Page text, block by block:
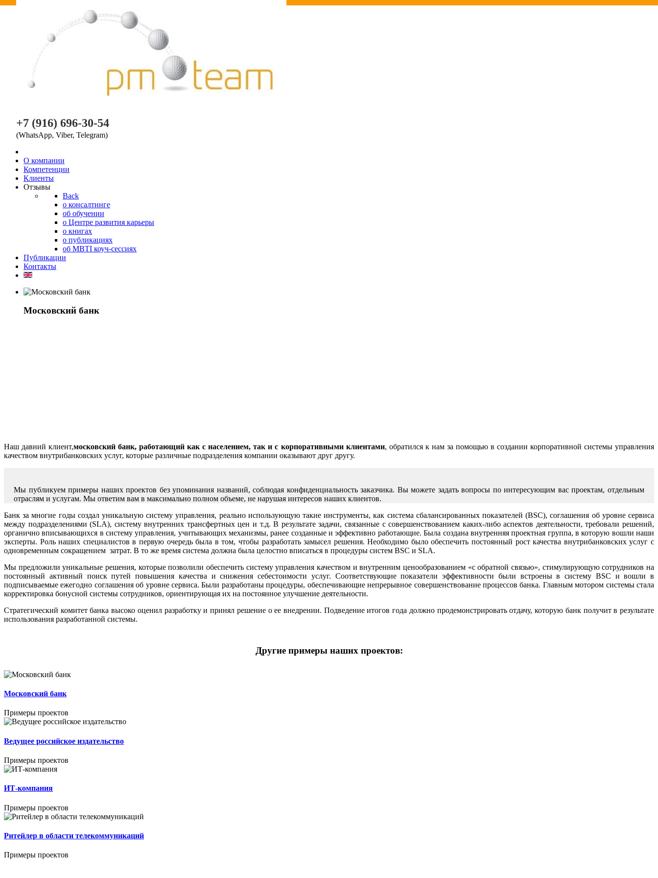
+7 (916) 696-30-54
(WhatsApp, Viber, Telegram)
O компании
Компетенции
Клиенты
Отзывы
Back
о консалтинге
об обучении
о Центре развития карьеры
о книгах
о публикациях
об MBTI коуч-сессиях
Публикации
Контакты
Московский банк
Наш давний клиент,московский банк, работающий как с населением, так и с корпоративными клиентами, обратился к нам за помощью в создании корпоративной системы управления
качеством внутрибанковских услуг, которые различные подразделения компании оказывают друг другу.
Мы публикуем примеры наших проектов без упоминания названий, соблюдая конфиденциальность заказчика. Вы можете задать вопросы по интересующим вас проектам, отдельным
отраслям и услугам. Мы ответим вам в максимально полном объеме, не нарушая интересов наших клиентов.
Банк за многие годы создал уникальную систему управления, реально использующую такие инструменты, как система сбалансированных показателей (BSC), соглашения об уровне сервиса
между подразделениями (SLA), систему внутренних трансфертных цен и т.д. В результате задачи, связанные с совершенствованием каких-либо аспектов деятельности, требовали решений,
органично вписывающихся в систему управления, учитывающих механизмы, ранее созданные и эффективно работающие. Была создана внутренняя проектная группа, в которую вошли наши
эксперты. Роль наших специалистов в первую очередь была в том, чтобы разработать замысел решения. Необходимо было обеспечить постоянный рост качества внутрибанковских услуг с
одновременным сокращением затрат. В то же время система должна была целостно вписаться в процедуры систем BSC и SLA.
Мы предложили уникальные решения, которые позволили обеспечить систему управления качеством и внутренним ценообразованием «с обратной связью», стимулирующую сотрудников на
постоянный активный поиск путей повышения качества и снижения себестоимости услуг. Соответствующие показатели эффективности были встроены в систему BSC и вошли в
подписываемые ежегодно соглашения об уровне сервиса. Были разработаны процедуры, обеспечивающие непрерывное совершенствование процессов банка. Главным мотором системы стала
корректировка бонусной системы сотрудников, ориентирующая их на постоянное улучшение деятельности.
Стратегический комитет банка высоко оценил разработку и принял решение о ее внедрении. Подведение итогов года должно продемонстрировать отдачу, которую банк получит в результате
использования разработанной системы.
Другие примеры наших проектов:
Московский банк
Примеры проектов
Ведущее российское издательство
Примеры проектов
ИТ-компания
Примеры проектов
Ритейлер в области телекоммуникаций
Примеры проектов